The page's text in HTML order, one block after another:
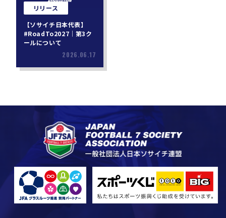
リリース
【ソサイチ日本代表】
#RoadTo2027｜第3ク
ールについて
2026.06.17